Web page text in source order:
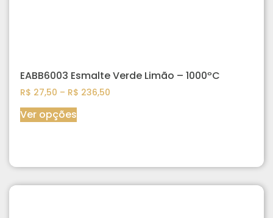
EABB6003 Esmalte Verde Limão – 1000ºC
R$ 27,50 – R$ 236,50
Ver opções